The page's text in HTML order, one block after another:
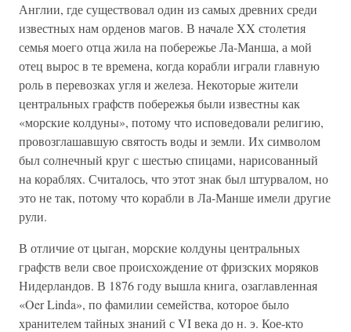
Англии, где существовал один из самых древних среди
известных нам орденов магов. В начале XX столетия
семья моего отца жила на побережье Ла-Манша, а мой
отец вырос в те времена, когда корабли играли главную
роль в перевозках угля и железа. Некоторые жители
центральных графств побережья были известны как
«морские колдуны», потому что исповедовали религию,
провозглашавшую святость воды и земли. Их символом
был солнечный круг с шестью спицами, нарисованный
на кораблях. Считалось, что этот знак был штурвалом, но
это не так, потому что корабли в Ла-Манше имели другие
рули.
В отличие от цыган, морские колдуны центральных
графств вели свое происхождение от фризских моряков
Нидерландов. В 1876 году вышла книга, озаглавленная
«Oer Linda», по фамилии семейства, которое было
хранителем тайных знаний с VI века до н. э. Кое-кто